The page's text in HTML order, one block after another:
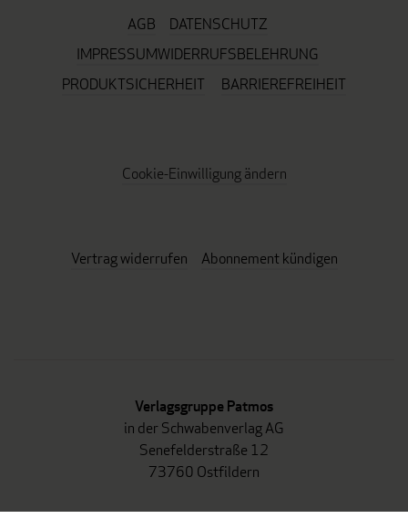
AGB
DATENSCHUTZ
IMPRESSUMWIDERRUFSBELEHRUNG
PRODUKTSICHERHEIT
BARRIEREFREIHEIT
Cookie-Einwilligung ändern
Vertrag widerrufen Abonnement kündigen
Verlagsgruppe Patmos
in der Schwabenverlag AG
Senefelderstraße 12
73760 Ostfildern